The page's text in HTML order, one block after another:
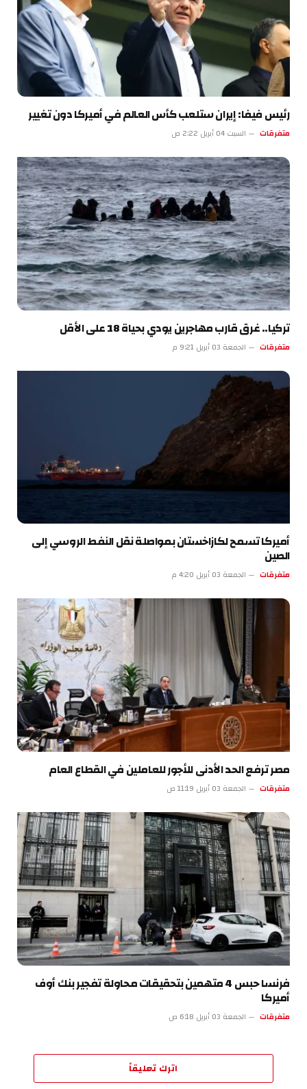
رئيس فيفا: إيران ستلعب كأس العالم في أميركا دون تغيير
متفرقات السبت 04 أبريل 2:22 ص
تركيا.. غرق قارب مهاجرين يودي بحياة 18 على الأقل
متفرقات الجمعة 03 أبريل 9:21 م
أميركا تسمح لكازاخستان بمواصلة نقل النفط الروسي إلى
الصين
متفرقات الجمعة 03 أبريل 4:20 م
مصر ترفع الحد الأدنى للأجور للعاملين في القطاع العام
متفرقات الجمعة 03 أبريل 11:19 ص
فرنسا حبس 4 متهمين بتحقيقات محاولة تفجير بنك أوف
أميركا
متفرقات الجمعة 03 أبريل 6:18 ص
اترك تعليقاً